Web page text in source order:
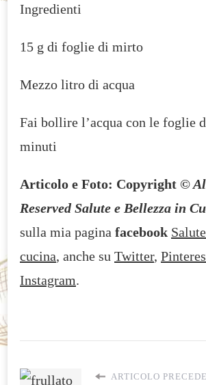
Ingredienti
15 g di foglie di mirto
Mezzo litro di acqua
Fai bollire l’acqua con le foglie
minuti
Articolo e Foto: Copyright ©
Reserved Salute e Bellezza in
sulla mia pagina facebook
cucina, anche su Twitter,
Instagram.
ARTICOLO